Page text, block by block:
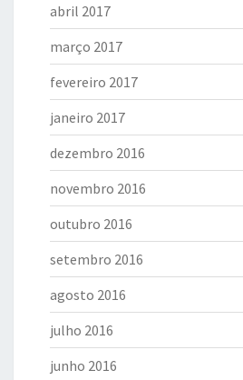
abril 2017
março 2017
fevereiro 2017
janeiro 2017
dezembro 2016
novembro 2016
outubro 2016
setembro 2016
agosto 2016
julho 2016
junho 2016